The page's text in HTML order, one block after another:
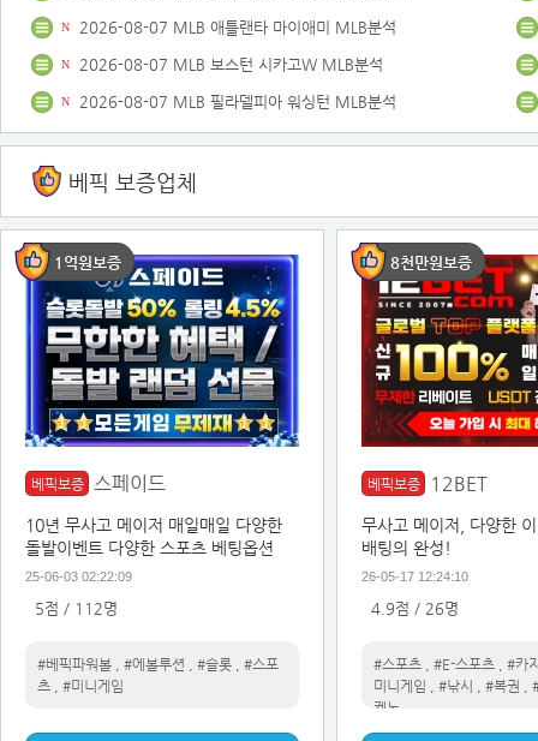
N 2026-08-07 MLB 애틀랜타 마이애미 MLB분석
N 2026-08-07 MLB 보스턴 시카고W MLB분석
N 2026-08-07 MLB 필라델피아 워싱턴 MLB분석
베픽 보증업체
1억원보증
베픽보증 스페이드
10년 무사고 메이저 매일매일 다양한
돌발이벤트 다양한 스포츠 베팅옵션
25-06-03 02:22:09
5점 / 112명
#베픽파워볼 #에볼루션 #슬롯
#스포
츠
#미니게임
8천만원보증
베픽보증 12BET
무사고 메이저, 다양한
배팅의 완성!
26-05-17 12:24:10
4.9점 / 26명
#스포츠 #E-스포츠
#카
미니게임
#낚시 #복권
케노